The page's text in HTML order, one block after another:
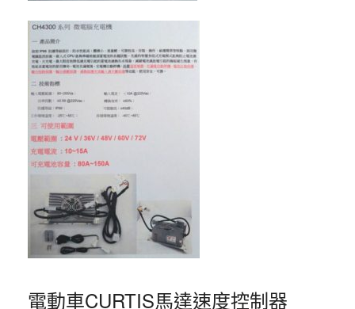
電動車CURTIS馬達速度控制器